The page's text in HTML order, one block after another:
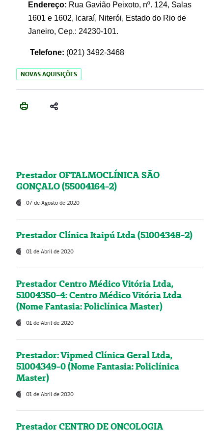
Endereço: Rua Gavião Peixoto, nº. 124, Salas
1601 e 1602, Icaraí, Niterói, Estado do Rio de
Janeiro, Cep.: 24230-101.
Telefone: (021) 3492-3468
NOVAS AQUISIÇÕES
Prestador OFTALMOCLÍNICA SÃO
GONÇALO (55004164-2)
07 de Agosto de 2020
Prestador Clínica Itaipú Ltda (51004348-2)
01 de Abril de 2020
Prestador Centro Médico Vitória Ltda,
51004350-4: Centro Médico Vitória Ltda
(Nome Fantasia: Policlínica Master)
01 de Abril de 2020
Prestador: Vipmed Clínica Geral Ltda,
51004349-0 (Nome Fantasia: Policlínica
Master)
01 de Abril de 2020
Prestador CENTRO DE ONCOLOGIA